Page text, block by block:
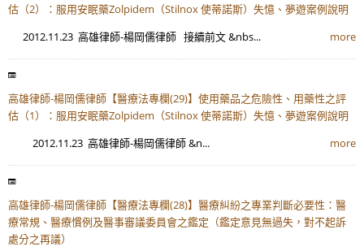
估（2）：服用安眠藥Zolpidem（Stilnox 使蒂諾斯）失憶、夢遊案例說明
2012.11.23 高雄律師-楊岡儒律師 接續前文 &nbs...
more
高雄律師-楊岡儒律師【醫療法專欄(29)】使用藥品之危險性、用藥性之評
估（1）：服用安眠藥Zolpidem（Stilnox 使蒂諾斯）失憶、夢遊案例說明
2012.11.23 高雄律師-楊岡儒律師 &n...
more
高雄律師-楊岡儒律師【醫療法專欄(28)】醫療糾紛之專業判斷必要性：醫
療常規、醫療慣例及醫事審議委員會之鑑定（鑑定意見無過失，對不起訴
處分之再議）